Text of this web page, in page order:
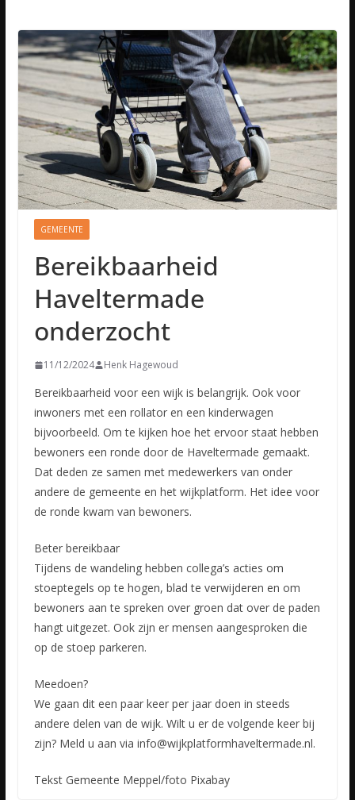
GEMEENTE
Bereikbaarheid
Haveltermade
onderzocht
11/12/2024 Henk Hagewoud
Bereikbaarheid voor een wijk is belangrijk. Ook voor
inwoners met een rollator en een kinderwagen
bijvoorbeeld. Om te kijken hoe het ervoor staat hebben
bewoners een ronde door de Haveltermade gemaakt.
Dat deden ze samen met medewerkers van onder
andere de gemeente en het wijkplatform. Het idee voor
de ronde kwam van bewoners.
Beter bereikbaar
Tijdens de wandeling hebben collega’s acties om
stoeptegels op te hogen, blad te verwijderen en om
bewoners aan te spreken over groen dat over de paden
hangt uitgezet. Ook zijn er mensen aangesproken die
op de stoep parkeren.
Meedoen?
We gaan dit een paar keer per jaar doen in steeds
andere delen van de wijk. Wilt u er de volgende keer bij
zijn? Meld u aan via info@wijkplatformhaveltermade.nl.
Tekst Gemeente Meppel/foto Pixabay